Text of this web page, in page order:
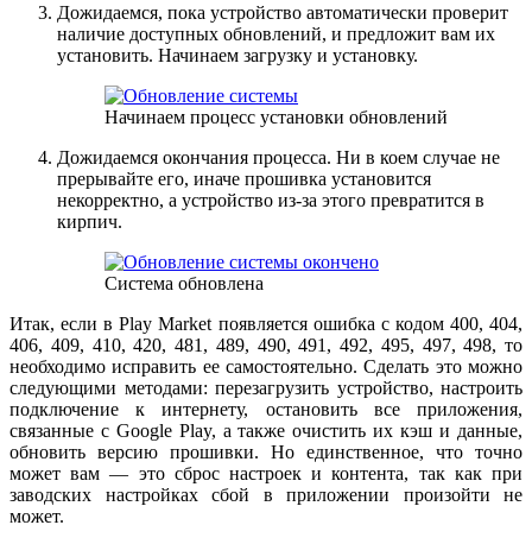
Дожидаемся, пока устройство автоматически проверит
наличие доступных обновлений, и предложит вам их
установить. Начинаем загрузку и установку.
Начинаем процесс установки обновлений
Дожидаемся окончания процесса. Ни в коем случае не
прерывайте его, иначе прошивка установится
некорректно, а устройство из-за этого превратится в
кирпич.
Система обновлена
Итак, если в Play Market появляется ошибка с кодом 400, 404,
406, 409, 410, 420, 481, 489, 490, 491, 492, 495, 497, 498, то
необходимо исправить ее самостоятельно. Сделать это можно
следующими методами: перезагрузить устройство, настроить
подключение к интернету, остановить все приложения,
связанные с Google Play, а также очистить их кэш и данные,
обновить версию прошивки. Но единственное, что точно
может вам — это сброс настроек и контента, так как при
заводских настройках сбой в приложении произойти не
может.